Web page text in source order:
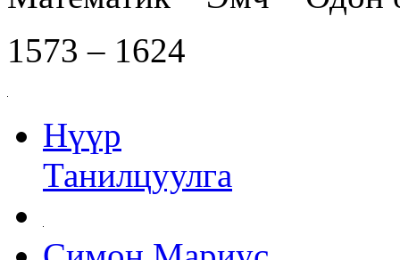
1573 – 1624
Нүүр
Танилцуулга